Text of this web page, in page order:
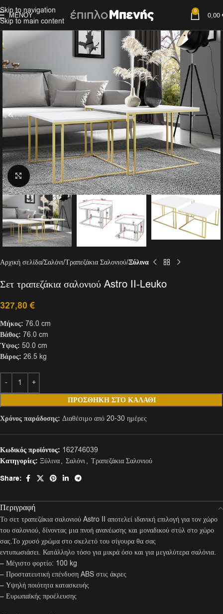
Skip to navigation
Skip to main content
ΜΕΝΟΎ 0 0,00
Click to enlarge
Αρχική σελίδα Σαλόνι Τραπεζάκια Σαλονιού Ξύλινα
Σετ τραπεζάκια σαλονιού Astro II-Leuko
327,80€
Μήκος: 76.0 cm
Βάθος: 76.0 cm
Ύψος: 50.0 cm
Βάρος: 26.5 kg
ΠΡΟΣΘΉΚΗ ΣΤΟ ΚΑΛΆΘΙ
Χρόνος παράδοσης: Διαθέσιμο από 20-30 ημέρες
Κωδικός προϊόντος: 162746039
Κατηγορίες: Ξύλινα, Σαλόνι, Τραπεζάκια Σαλονιού
Share:
Περιγραφή
Το σετ τραπεζάκια σαλονιού Astro II αποτελεί ιδανική επιλογή για τον χώρο
του σαλονιού, δίνοντας μια πνοή ανανέωσης και μοναδικού στύλ στο χώρο
σας.Το χρυσό χρώμα στο σκελετό του σίγουρα θα σας
εντυπωσιάσει. Κατάλληλο τόσο για μικρά όσο και για μεγαλύτερα σαλόνια.
– Μέγιστο φορτίο: 100 kg
– Προστατευτική επένδυση ABS στις άκρες
– Υψηλή ποιότητα κατασκευής
– Ευρωπαϊκής προέλευσης